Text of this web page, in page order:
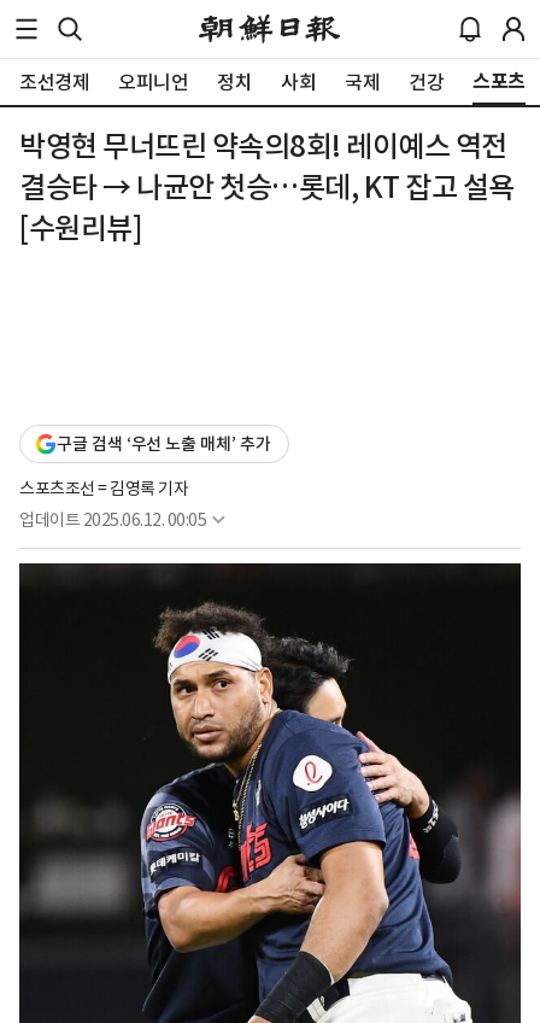
조선경제 오피니언 정치 사회 국제 건강 스포츠
박영현 무너뜨린 약속의8회! 레이예스 역전
결승타 → 나균안 첫승…롯데, KT 잡고 설욕
[수원리뷰]
구글 검색 ‘우선 노출 매체’ 추가
스포츠조선 = 김영록 기자
업데이트 2025.06.12. 00:05